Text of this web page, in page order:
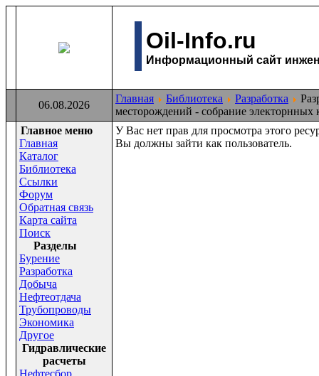
Oil-Info.ru
Информационный сайт
06.08.2026
Главная Библиотека Разработка
месторождений - собрание электорнных
Главное меню
Главная
Каталог
Библиотека
Ссылки
Форум
Обратная связь
Карта сайта
Поиск
Раздeлы
Бурение
Разработка
Добыча
Нефтеотдача
Трубопроводы
Экономика
Другое
Гидравлические
расчеты
Нефтесбор
У Вас нет прав для просмотра этого
Вы должны зайти как пользователь.